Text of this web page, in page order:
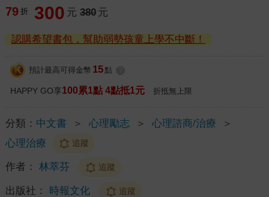
79 折 300 元 380 元
認購希望書包，幫助弱勢孩童上學不中斷！
預計最高可得金幣 15 點
HAPPY GO享100累1點 4點抵1元 折抵無上限
分類： 中文書 ＞ 心理勵志 ＞ 心理諮商/治療
＞
心理治療
追蹤
作者： 林萃芬 追蹤
出版社： 時報文化 追蹤